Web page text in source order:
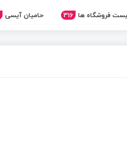
فروشگاه ها 316 حامیان آیسی